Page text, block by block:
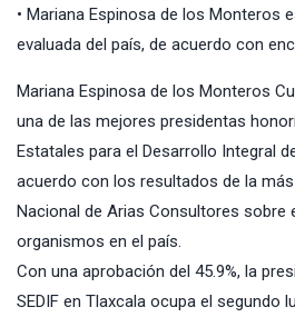
• Mariana Espinosa de los Monteros
evaluada del país, de acuerdo con
Mariana Espinosa de los Monteros
una de las mejores presidentas
Estatales para el Desarrollo Integral
acuerdo con los resultados de la
Nacional de Arias Consultores sobre
organismos en el país.
Con una aprobación del 45.9%, la
SEDIF en Tlaxcala ocupa el segundo